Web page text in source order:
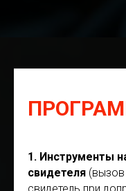
1. Инструменты
свидетеля